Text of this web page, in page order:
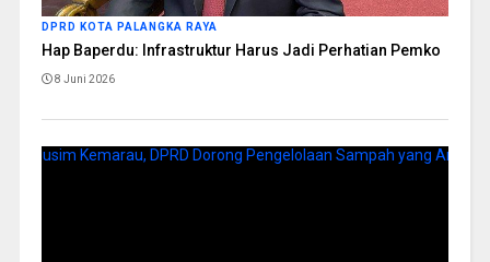
DPRD KOTA PALANGKA RAYA
Hap Baperdu: Infrastruktur Harus Jadi Perhatian Pemko
8 Juni 2026